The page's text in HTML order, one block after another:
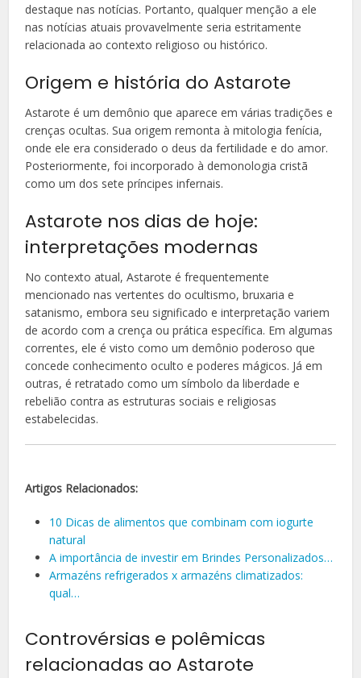
destaque nas notícias. Portanto, qualquer menção a ele
nas notícias atuais provavelmente seria estritamente
relacionada ao contexto religioso ou histórico.
Origem e história do Astarote
Astarote é um demônio que aparece em várias tradições e
crenças ocultas. Sua origem remonta à mitologia fenícia,
onde ele era considerado o deus da fertilidade e do amor.
Posteriormente, foi incorporado à demonologia cristã
como um dos sete príncipes infernais.
Astarote nos dias de hoje:
interpretações modernas
No contexto atual, Astarote é frequentemente
mencionado nas vertentes do ocultismo, bruxaria e
satanismo, embora seu significado e interpretação variem
de acordo com a crença ou prática específica. Em algumas
correntes, ele é visto como um demônio poderoso que
concede conhecimento oculto e poderes mágicos. Já em
outras, é retratado como um símbolo da liberdade e
rebelião contra as estruturas sociais e religiosas
estabelecidas.
Artigos Relacionados:
10 Dicas de alimentos que combinam com iogurte
natural
A importância de investir em Brindes Personalizados…
Armazéns refrigerados x armazéns climatizados:
qual…
Controvérsias e polêmicas
relacionadas ao Astarote